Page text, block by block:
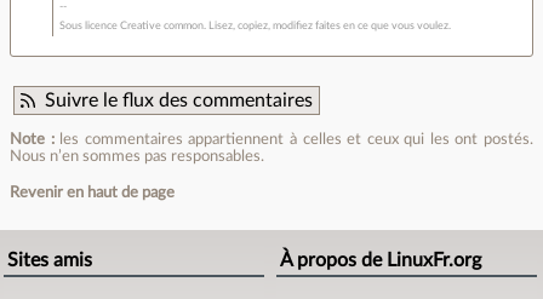
Sous licence Creative common. Lisez, copiez, modifiez faites en ce que vous voulez.
Suivre le flux des commentaires
Note :les commentaires appartiennent à celles et ceux qui les ont postés.
Nous n’en sommes pas responsables.
Revenir en haut de page
Sites amis À propos de LinuxFr.org